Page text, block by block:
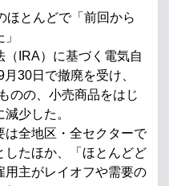
ほとんどで「前回から
IRA）に基づく電気自
30日で撤廃を受け、
のの、小売商品をはじ
少した。
は全地区・全セクターで
したほか、「ほとんどど
用主がレイオフや需要の